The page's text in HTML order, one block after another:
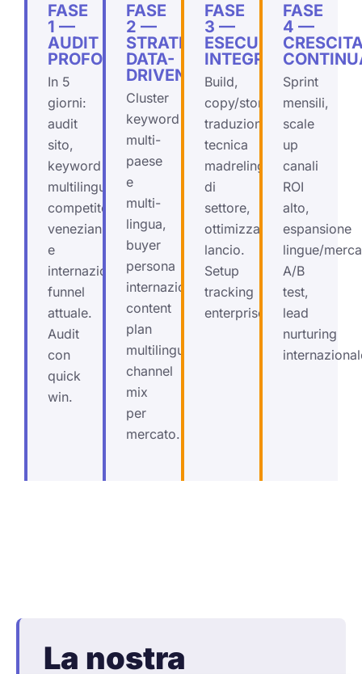
FASE
1 —
AUDIT
PROFONDO
In 5
giorni:
audit
sito,
keyword
multilingua,
competitor
veneziani
e
internazionali,
funnel
attuale.
Audit
con
quick
win.
FASE
2 —
STRATEGIA
DATA-
DRIVEN
Cluster
keyword
multi-
paese
e
multi-
lingua,
buyer
persona
internazionale,
content
plan
multilingua,
channel
mix
per
mercato.
FASE
3 —
ESECUZIONE
INTEGRATA
Build,
copy/storytelling,
traduzione
tecnica
madrelingua
di
settore,
ottimizzazione,
lancio.
Setup
tracking
enterprise.
FASE
4 —
Sprint
mensili,
scale
up
canali
ROI
alto,
espansione
lingue/
A/B
test,
lead
nurturing
La nostra